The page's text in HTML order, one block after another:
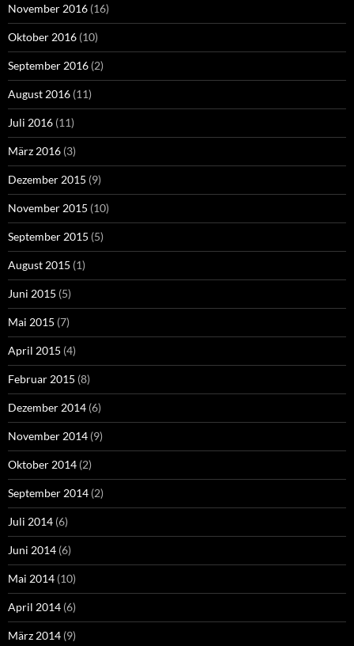
November 2016 (16)
Oktober 2016 (10)
September 2016 (2)
August 2016 (11)
Juli 2016 (11)
März 2016 (3)
Dezember 2015 (9)
November 2015 (10)
September 2015 (5)
August 2015 (1)
Juni 2015 (5)
Mai 2015 (7)
April 2015 (4)
Februar 2015 (8)
Dezember 2014 (6)
November 2014 (9)
Oktober 2014 (2)
September 2014 (2)
Juli 2014 (6)
Juni 2014 (6)
Mai 2014 (10)
April 2014 (6)
März 2014 (9)